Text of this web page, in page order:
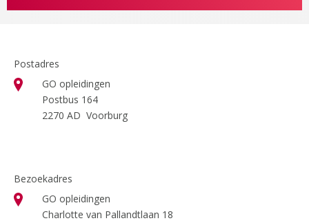
Postadres
GO opleidingen
Postbus 164
2270 AD Voorburg
Bezoekadres
GO opleidingen
Charlotte van Pallandtlaan 18